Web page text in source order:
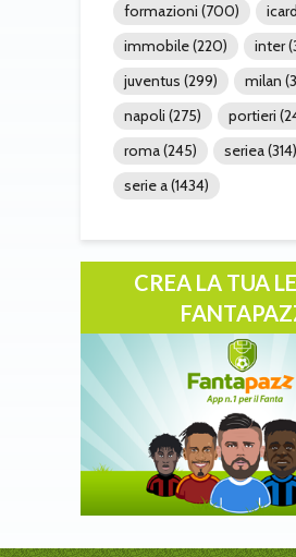
formazioni (700)
immobile(220) inter
juventus (299) milan
napoli (275) portieri
roma(245) seriea(314)
serie a(1434)
CREA LA TUA